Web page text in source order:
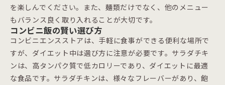
を楽しんでください。また、麺類だけでなく、他のメニュー
もバランス良く取り入れることが大切です。
コンビニ飯の賢い選び方
コンビニエンスストアは、手軽に食事ができる便利な場所で
すが、ダイエット中は選び方に注意が必要です。サラダチキ
ンは、高タンパク質で低カロリーであり、ダイエットに最適
な食品です。サラダチキンは、様々なフレーバーがあり、飽